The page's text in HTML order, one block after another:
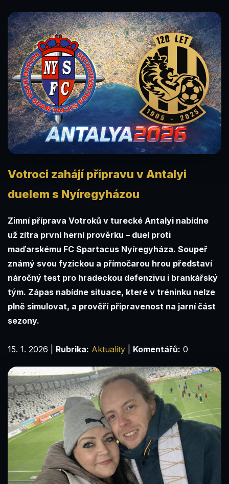
Votroci zahájí přípravu v Antalyi
duelem s Nyíregyházou
Zimní příprava Votroků v turecké Antalyi nabídne
už zítra první herní prověrku – duel proti
maďarskému FC Spartacus Nyíregyháza. Soupeř
známý svou fyzickou a přímočarou hrou představí
náročný test pro hradeckou defenzivu i brankářský
tým. Zápas nabídne situace, které v tréninku nelze
plně simulovat, a prověří připravenost na jarní část
sezony.
15. 1. 2026 Rubrika: Aktuality Komentářů: 0